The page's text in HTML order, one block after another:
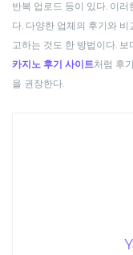
반복 업로드 등이 있다. 이
다. 다양한 업체의 후기와
고하는 것도 한 방법이다.
카지노 후기 사이트처럼 후
을 권장한다.